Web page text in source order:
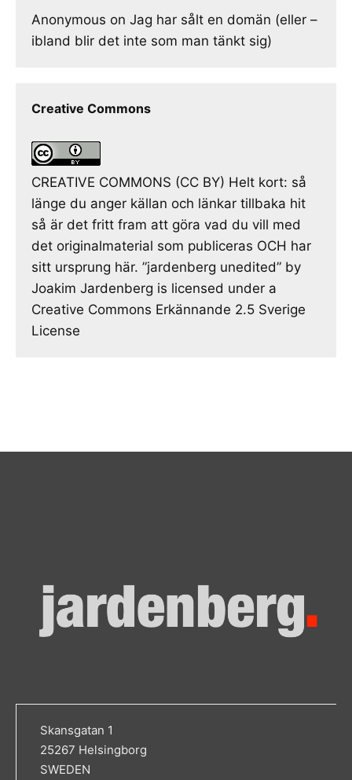
Anonymous on Jag har sålt en domän (eller –
ibland blir det inte som man tänkt sig)
Creative Commons
CREATIVE COMMONS (CC BY) Helt kort: så
länge du anger källan och länkar tillbaka hit
så är det fritt fram att göra vad du vill med
det originalmaterial som publiceras OCH har
sitt ursprung här. ”jardenberg unedited” by
Joakim Jardenberg is licensed under a
Creative Commons Erkännande 2.5 Sverige
License
Skansgatan 1
25267 Helsingborg
SWEDEN